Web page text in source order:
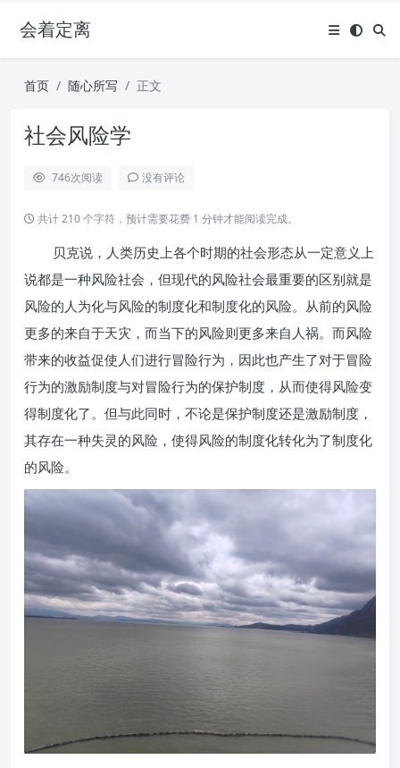
会着定离
首页 随心所写 正文
社会风险学
746次阅读 没有评论
共计 210 个字符，预计需要花费 1 分钟才能阅读完成。
贝克说，人类历史上各个时期的社会形态从一定意义上
说都是一种风险社会，但现代的风险社会最重要的区别就是
风险的人为化与风险的制度化和制度化的风险。从前的风险
更多的来自于天灾，而当下的风险则更多来自人祸。而风险
带来的收益促使人们进行冒险行为，因此也产生了对于冒险
行为的激励制度与对冒险行为的保护制度，从而使得风险变
得制度化了。但与此同时，不论是保护制度还是激励制度，
其存在一种失灵的风险，使得风险的制度化转化为了制度化
的风险。